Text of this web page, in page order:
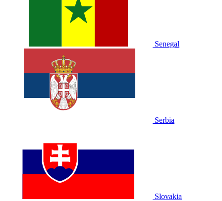
Senegal
Serbia
Slovakia